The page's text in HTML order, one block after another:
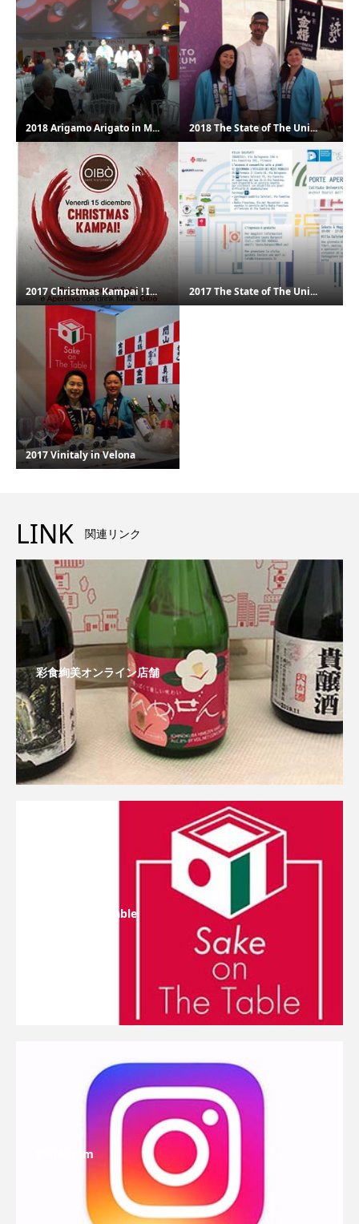
2018 Arigamo Arigato in M... 2018 The State of The Uni...
2017 Christmas Kampai ! I... 2017 The State of The Uni...
2017 Vinitaly in Velona
LINK 関連リンク
彩食絢美オンライン店舗
Sake On The Table
Instagram